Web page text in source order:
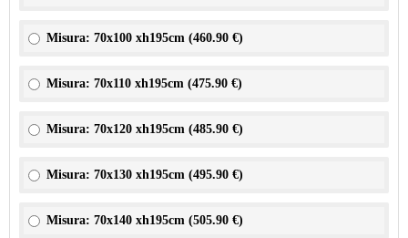
Misura: 70x100 xh195cm (460.90 €)
Misura: 70x110 xh195cm (475.90 €)
Misura: 70x120 xh195cm (485.90 €)
Misura: 70x130 xh195cm (495.90 €)
Misura: 70x140 xh195cm (505.90 €)